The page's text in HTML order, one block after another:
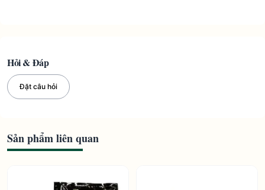
Hỏi & Đáp
Đặt câu hỏi
Sản phẩm liên quan